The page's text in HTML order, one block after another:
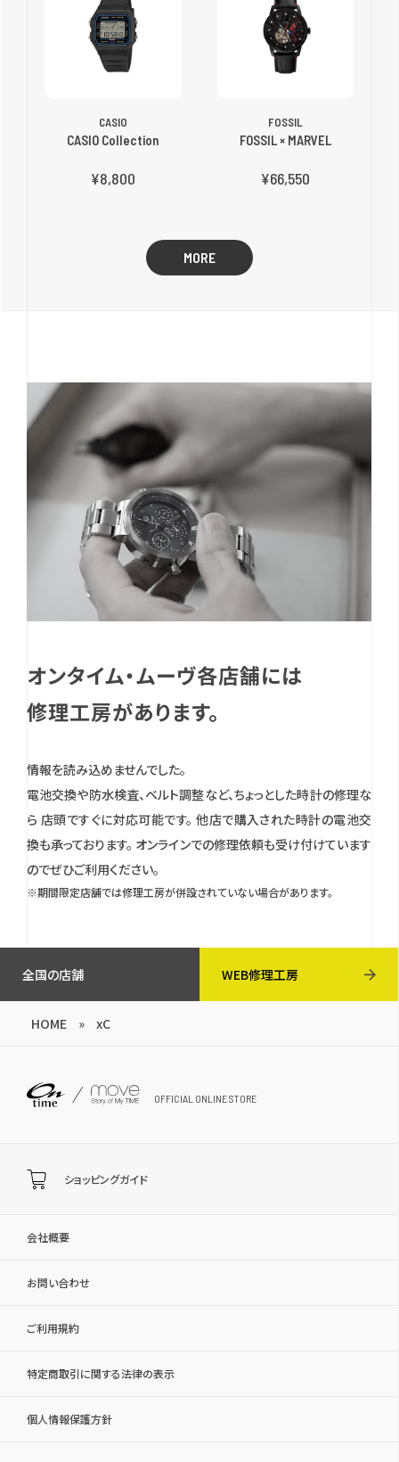
CASIO
CASIO Collection
¥8,800
FOSSIL
FOSSIL × MARVEL
¥66,550
MORE
オンタイム・ムーヴ各店舗には
修理工房があります。
情報を読み込めませんでした。
電池交換や防水検査、ベルト調整など、ちょっとした時計の修理な
ら 店頭ですぐに対応可能です。 他店で購入された時計の電池交
換も承っております。 オンラインでの修理依頼も受け付けています
のでぜひご利用ください。
※期間限定店舗では修理工房が併設されていない場合があります。
全国の店舗 WEB修理工房
HOME » xC
OFFICIAL ONLINE STORE
会社概要
お問い合わせ
ご利用規約
特定商取引に関する法律の表示
個人情報保護方針
ショッピングガイド